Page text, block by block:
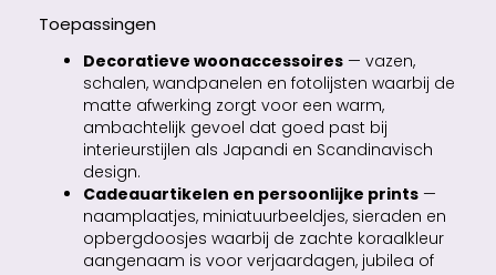
Toepassingen
Decoratieve woonaccessoires — vazen,
schalen, wandpanelen en fotolijsten waarbij de
matte afwerking zorgt voor een warm,
ambachtelijk gevoel dat goed past bij
interieurstijlen als Japandi en Scandinavisch
design.
Cadeauartikelen en persoonlijke prints —
naamplaatjes, miniatuurbeeldjes, sieraden en
opbergdoosjes waarbij de zachte koraalkleur
aangenaam is voor verjaardagen, jubilea of